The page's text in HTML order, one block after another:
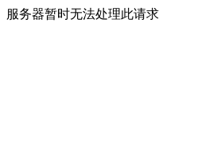
服务器暂时无法处理此请求